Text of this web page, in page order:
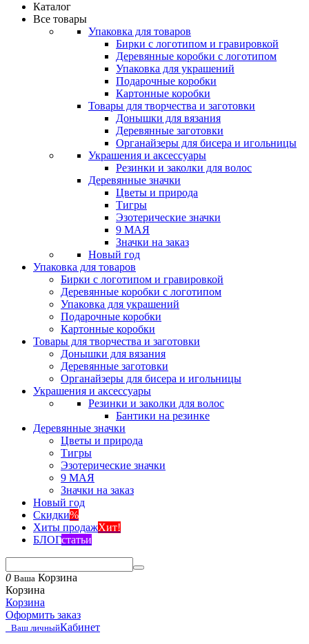
Каталог
Все товары
Упаковка для товаров
Бирки с логотипом и гравировкой
Деревянные коробки с логотипом
Упаковка для украшений
Подарочные коробки
Картонные коробки
Товары для творчества и заготовки
Донышки для вязания
Деревянные заготовки
Органайзеры для бисера и игольницы
Украшения и аксессуары
Резинки и заколки для волос
Деревянные значки
Цветы и природа
Тигры
Эзотерические значки
9 МАЯ
Значки на заказ
Новый год
Упаковка для товаров
Бирки с логотипом и гравировкой
Деревянные коробки с логотипом
Упаковка для украшений
Подарочные коробки
Картонные коробки
Товары для творчества и заготовки
Донышки для вязания
Деревянные заготовки
Органайзеры для бисера и игольницы
Украшения и аксессуары
Резинки и заколки для волос
Бантики на резинке
Деревянные значки
Цветы и природа
Тигры
Эзотерические значки
9 МАЯ
Значки на заказ
Новый год
Скидки%
Хиты продажХит!
БЛОГстатьи
0 Ваша Корзина
Корзина
Корзина
Оформить заказ
Ваш личныйКабинет